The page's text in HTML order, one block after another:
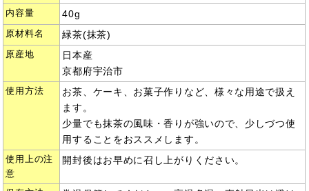
内容量 40g
原材料名 緑茶(抹茶)
原産地
日本産
京都府宇治市
使用方法
お茶、ケーキ、お菓子作りなど、様々な用途で扱え
ます。
少量でも抹茶の風味・香りが強いので、少しづつ使
用することをおススメします。
使用上の注
意
開封後はお早めに召し上がりください。